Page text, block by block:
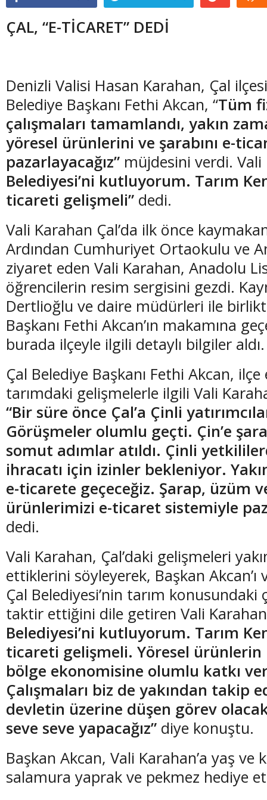
ÇAL, “E-TİCARET” DEDİ
Denizli Valisi Hasan Karahan, Çal
Belediye Başkanı Fethi Akcan, “Tüm
çalışmaları tamamlandı, yakın
yöresel ürünlerini ve şarabını e-
pazarlayacağız” müjdesini verdi.
Belediyesi’ni kutluyorum. Tarım
ticareti gelişmeli” dedi.
Vali Karahan Çal’da ilk önce
Ardından Cumhuriyet Ortaokulu ve
ziyaret eden Vali Karahan, Anadolu
öğrencilerin resim sergisini gezdi.
Dertlioğlu ve daire müdürleri ile
Başkanı Fethi Akcan’ın makamına
burada ilçeyle ilgili detaylı bilgiler aldı.
Çal Belediye Başkanı Fethi Akcan,
tarımdaki gelişmelerle ilgili Vali
“Bir süre önce Çal’a Çinli
Görüşmeler olumlu geçti. Çin’e
somut adımlar atıldı. Çinli
ihracatı için izinler bekleniyor.
e-ticarete geçeceğiz. Şarap, üzüm
ürünlerimizi e-ticaret sistemiyle
dedi.
Vali Karahan, Çal’daki gelişmeleri
ettiklerini söyleyerek, Başkan Akcan’ı
Çal Belediyesi’nin tarım konusundaki
taktir ettiğini dile getiren Vali
Belediyesi’ni kutluyorum. Tarım
ticareti gelişmeli. Yöresel ürünlerin
bölge ekonomisine olumlu katkı
Çalışmaları biz de yakından takip
devletin üzerine düşen görev
seve seve yapacağız” diye konuştu.
Başkan Akcan, Vali Karahan’a yaş ve
salamura yaprak ve pekmez hediye
(20 Şubat - 20 Mart) (21 Mart - 20